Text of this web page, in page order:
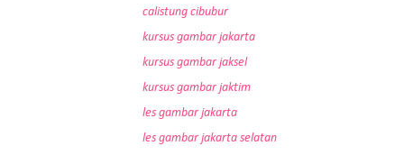
calistung cibubur
kursus gambar jakarta
kursus gambar jaksel
kursus gambar jaktim
les gambar jakarta
les gambar jakarta selatan